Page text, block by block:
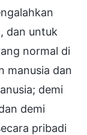
dan untuk
normal di
manusia dan
demi
demi
pribadi